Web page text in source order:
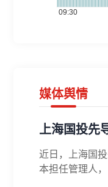
媒体舆情
上海国投先
近日，上海国
本担任管理人